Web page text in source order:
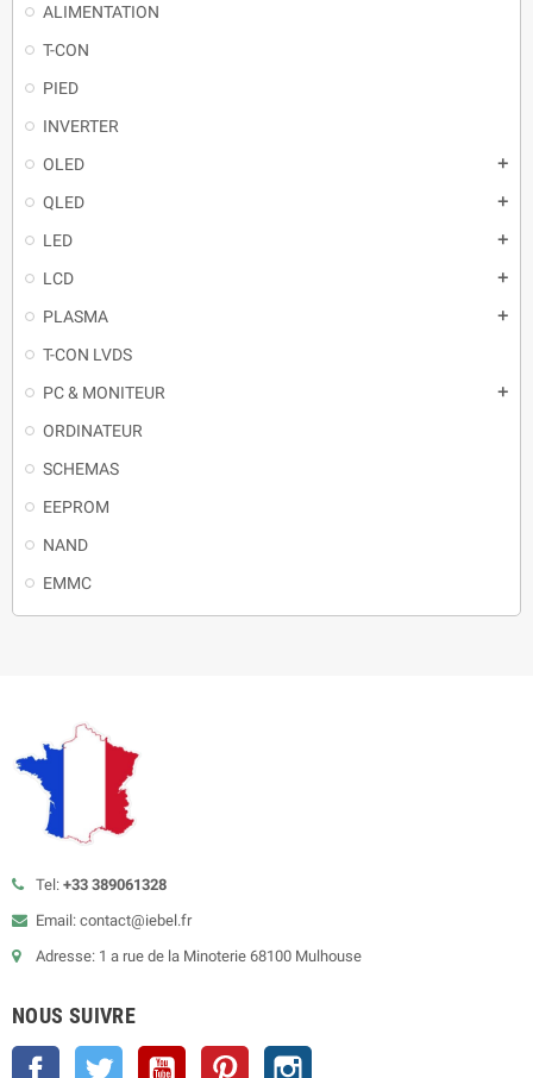
ALIMENTATION
T-CON
PIED
INVERTER
OLED
QLED
LED
LCD
PLASMA
T-CON LVDS
PC & MONITEUR
ORDINATEUR
SCHEMAS
EEPROM
NAND
EMMC
Tel: +33 389061328
Email: contact@iebel.fr
Adresse: 1 a rue de la Minoterie 68100 Mulhouse
NOUS SUIVRE
Facebook Twitter YouTube Pinterest